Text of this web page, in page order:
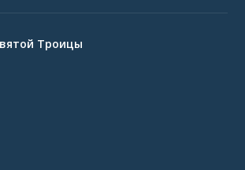
Троицы